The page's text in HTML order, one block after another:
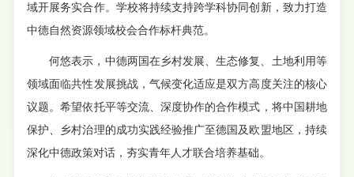
域开展务实合作。学校将持续支持跨学科协同创新，致力打造
中德自然资源领域校会合作标杆典范。
何悠表示，中德两国在乡村发展、生态修复、土地利用等
领域面临共性发展挑战，气候变化适应是双方高度关注的核心
议题。希望依托平等交流、深度协作的合作模式，将中国耕地
保护、乡村治理的成功实践经验推广至德国及欧盟地区，持续
深化中德政策对话，夯实青年人才联合培养基础。